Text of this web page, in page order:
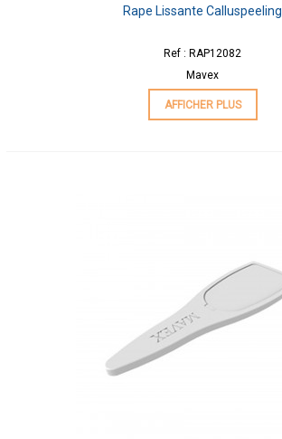
Rape Lissante Calluspeeling
Ref : RAP12082
Mavex
AFFICHER PLUS